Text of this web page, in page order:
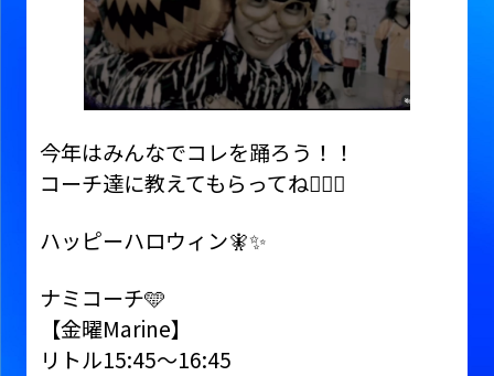
今年はみんなでコレを踊ろう！！
コーチ達に教えてもらってね🙆‍♀️✨
ハッピーハロウィン🧚✨
ナミコーチ🩵
【金曜Marine】
リトル15:45〜16:45